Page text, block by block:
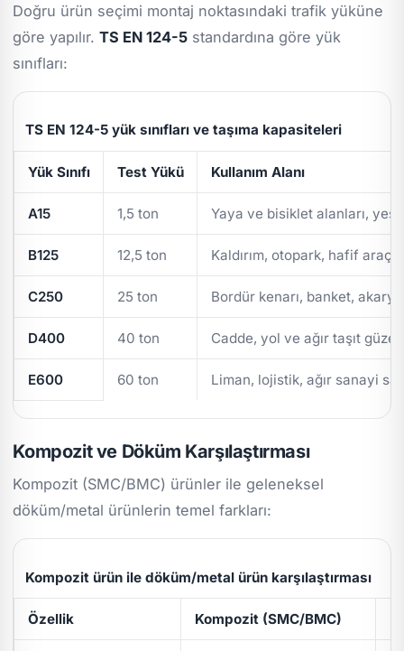
Doğru ürün seçimi montaj noktasındaki trafik yüküne
göre yapılır.TS EN 124-5 standardına göre yük
sınıfları:
TS EN 124-5 yük sınıfları ve taşıma kapasiteleri
Yük Sınıfı Test Yükü Kullanım Alanı
A15 1,5 ton Yaya ve bisiklet alanları,
B125 12,5 ton Kaldırım, otopark, hafif araç
C250 25 ton Bordür kenarı, banket,
D400 40 ton Cadde, yol ve ağır taşıt
E600 60 ton Liman, lojistik, ağır sanayi
Kompozit ve Döküm Karşılaştırması
Kompozit (SMC/BMC) ürünler ile geleneksel
döküm/metal ürünlerin temel farkları:
Kompozit ürün ile döküm/metal ürün karşılaştırması
Özellik Kompozit (SMC/BMC)